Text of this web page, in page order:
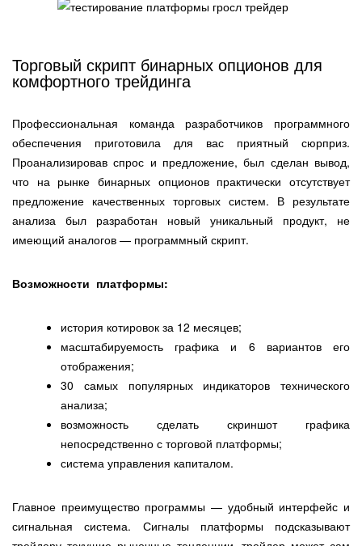
Торговый скрипт бинарных опционов для
комфортного трейдинга
Профессиональная команда разработчиков программного
обеспечения приготовила для вас приятный сюрприз.
Проанализировав спрос и предложение, был сделан вывод,
что на рынке бинарных опционов практически отсутствует
предложение качественных торговых систем. В результате
анализа был разработан новый уникальный продукт, не
имеющий аналогов — программный скрипт.
Возможности платформы:
история котировок за 12 месяцев;
масштабируемость графика и 6 вариантов его
отображения;
30 самых популярных индикаторов технического
анализа;
возможность сделать скриншот графика
непосредственно с торговой платформы;
система управления капиталом.
Главное преимущество программы — удобный интерфейс и
сигнальная система. Сигналы платформы подсказывают